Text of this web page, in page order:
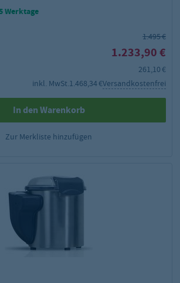
Werktage
1.495 €
1.233,90 €
261,10 €
inkl. MwSt.1.468,34 €Versandkostenfrei
In den Warenkorb
Zur Merkliste hinzufügen